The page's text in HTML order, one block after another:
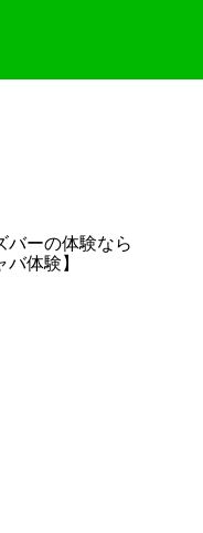
バーの体験なら
体験】